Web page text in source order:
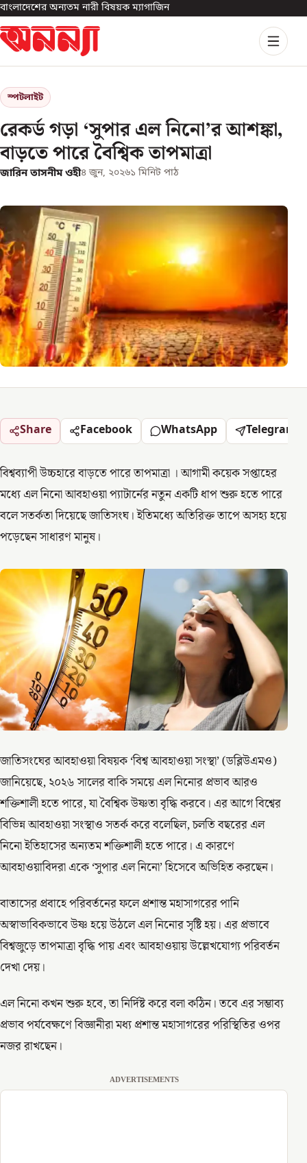
বাংলাদেশের অন্যতম নারী বিষয়ক ম্যাগাজিন
স্পটলাইট
রেকর্ড গড়া ‘সুপার এল নিনো’র আশঙ্কা,
বাড়তে পারে বৈশ্বিক তাপমাত্রা
জারিন তাসনীম ওহী৪ জুন, ২০২৬১ মিনিট পাঠ
Share Facebook WhatsApp Telegram
বিশ্বব্যাপী উচ্চহারে বাড়তে পারে তাপমাত্রা । আগামী কয়েক সপ্তাহের
মধ্যে এল নিনো আবহাওয়া প্যাটার্নের নতুন একটি ধাপ শুরু হতে পারে
বলে সতর্কতা দিয়েছে জাতিসংঘ। ইতিমধ্যে অতিরিক্ত তাপে অসহ্য হয়ে
পড়েছেন সাধারণ মানুষ।
জাতিসংঘের আবহাওয়া বিষয়ক ‘বিশ্ব আবহাওয়া সংস্থা’ (ডব্লিউএমও)
জানিয়েছে, ২০২৬ সালের বাকি সময়ে এল নিনোর প্রভাব আরও
শক্তিশালী হতে পারে, যা বৈশ্বিক উষ্ণতা বৃদ্ধি করবে। এর আগে বিশ্বের
বিভিন্ন আবহাওয়া সংস্থাও সতর্ক করে বলেছিল, চলতি বছরের এল
নিনো ইতিহাসের অন্যতম শক্তিশালী হতে পারে। এ কারণে
আবহাওয়াবিদরা একে ‘সুপার এল নিনো’ হিসেবে অভিহিত করছেন।
বাতাসের প্রবাহে পরিবর্তনের ফলে প্রশান্ত মহাসাগরের পানি
অস্বাভাবিকভাবে উষ্ণ হয়ে উঠলে এল নিনোর সৃষ্টি হয়। এর প্রভাবে
বিশ্বজুড়ে তাপমাত্রা বৃদ্ধি পায় এবং আবহাওয়ায় উল্লেখযোগ্য পরিবর্তন
দেখা দেয়।
এল নিনো কখন শুরু হবে, তা নির্দিষ্ট করে বলা কঠিন। তবে এর সম্ভাব্য
প্রভাব পর্যবেক্ষণে বিজ্ঞানীরা মধ্য প্রশান্ত মহাসাগরের পরিস্থিতির ওপর
নজর রাখছেন।
ADVERTISEMENTS